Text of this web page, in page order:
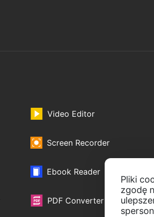
Pliki
zgodę
Video Editor
Screen Recorder
Ebook Reader
PDF Converter